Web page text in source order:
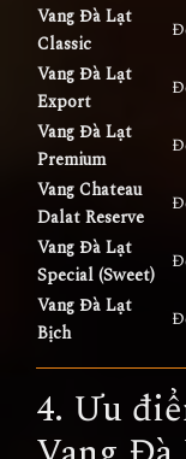
Vang Đà Lạt
Classic
Vang Đà Lạt
Export
Vang Đà Lạt
Premium
Vang Chateau
Dalat Reserve
Vang Đà Lạt
Special (Sweet)
Vang Đà Lạt
Bịch
4. Ưu